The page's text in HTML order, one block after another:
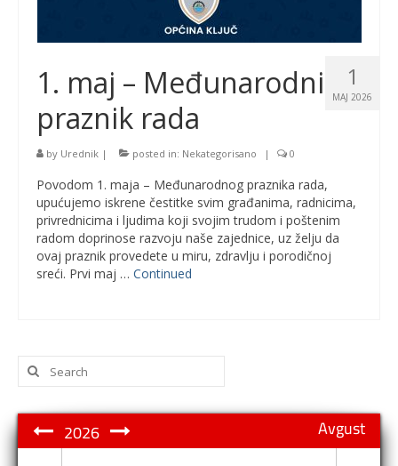
1
MAJ 2026
1. maj – Međunarodni
praznik rada
by Urednik | posted in: Nekategorisano | 0
Povodom 1. maja – Međunarodnog praznika rada,
upućujemo iskrene čestitke svim građanima, radnicima,
privrednicima i ljudima koji svojim trudom i poštenim
radom doprinose razvoju naše zajednice, uz želju da
ovaj praznik provedete u miru, zdravlju i porodičnoj
sreći. Prvi maj … Continued
Search
for:
Avgust
2026